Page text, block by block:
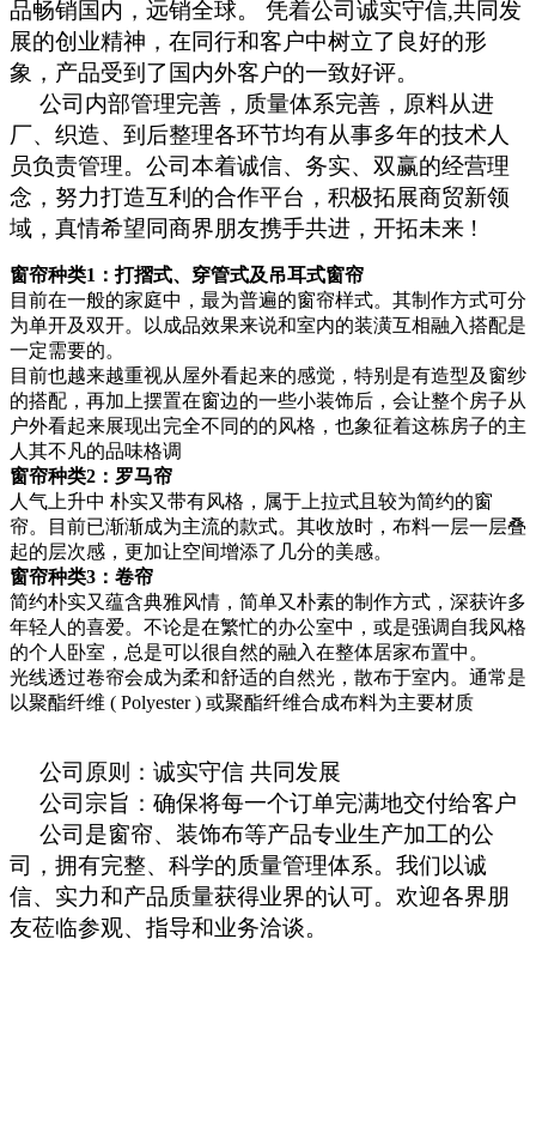
品畅销国内，远销全球。 凭着公司诚实守信,共同发
展的创业精神，在同行和客户中树立了良好的形
象，产品受到了国内外客户的一致好评。
公司内部管理完善，质量体系完善，原料从进
厂、织造、到后整理各环节均有从事多年的技术人
员负责管理。公司本着诚信、务实、双赢的经营理
念，努力打造互利的合作平台，积极拓展商贸新领
域，真情希望同商界朋友携手共进，开拓未来 !
窗帘种类1 ：打摺式、穿管式及吊耳式窗帘
目前在一般的家庭中，最为普遍的窗帘样式。其制作方式可分
为单开及双开。以成品效果来说和室内的装潢互相融入搭配是
一定需要的。
目前也越来越重视从屋外看起来的感觉，特别是有造型及窗纱
的搭配，再加上摆置在窗边的一些小装饰后，会让整个房子从
户外看起来展现出完全不同的的风格，也象征着这栋房子的主
人其不凡的品味格调
窗帘种类2 ：罗马帘
人气上升中 朴实又带有风格，属于上拉式且较为简约的窗
帘。目前已渐渐成为主流的款式。其收放时，布料一层一层叠
起的层次感，更加让空间增添了几分的美感。
窗帘种类3 ：卷帘
简约朴实又蕴含典雅风情，简单又朴素的制作方式，深获许多
年轻人的喜爱。不论是在繁忙的办公室中，或是强调自我风格
的个人卧室，总是可以很自然的融入在整体居家布置中。
光线透过卷帘会成为柔和舒适的自然光，散布于室内。通常是
以聚酯纤维 ( Polyester ) 或聚酯纤维合成布料为主要材质
公司原则：诚实守信 共同发展
公司宗旨：确保将每一个订单完满地交付给客户
公司是窗帘、装饰布等产品专业生产加工的公
司，拥有完整、科学的质量管理体系。我们以诚
信、实力和产品质量获得业界的认可。欢迎各界朋
友莅临参观、指导和业务洽谈。